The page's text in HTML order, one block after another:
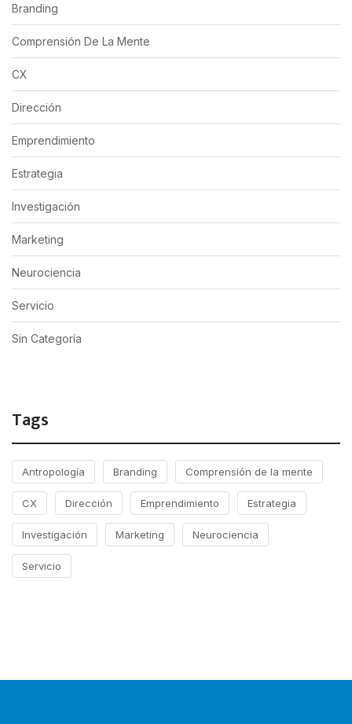
Branding
Comprensión De La Mente
CX
Dirección
Emprendimiento
Estrategia
Investigación
Marketing
Neurociencia
Servicio
Sin Categoría
Tags
Antropología Branding Comprensión de la mente
CX Dirección Emprendimiento Estrategia
Investigación Marketing Neurociencia
Servicio